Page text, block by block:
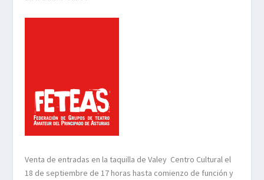
Venta de entradas en la taquilla de Valey Centro Cultural el
18 de septiembre de 17 horas hasta comienzo de función y